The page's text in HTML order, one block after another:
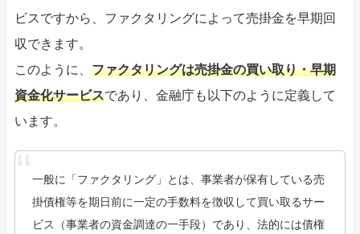
ビスですから、ファクタリングによって売掛金を早期回
収できます。
このように、 ファクタリングは売掛金の買い取り・早期
資金化サービスであり、金融庁も以下のように定義して
います。
一般に「ファクタリング」とは、事業者が保有している売
掛債権等を期日前に一定の手数料を徴収して買い取るサー
ビス（事業者の資金調達の一手段）であり、法的には債権